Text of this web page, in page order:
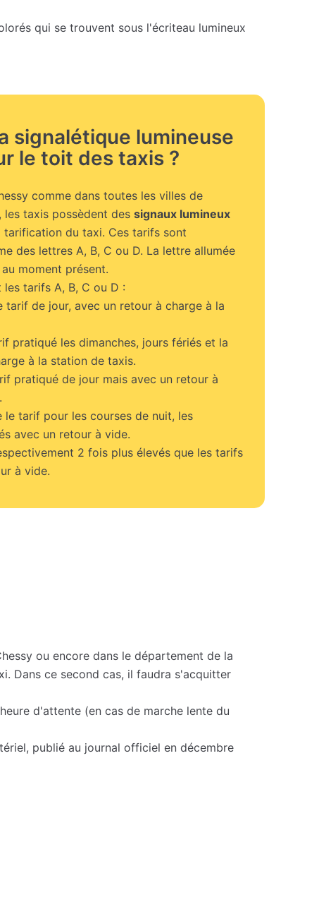
qui se trouvent sous l'écriteau lumineux
signalétique lumineuse
le toit des taxis ?
comme dans toutes les villes de
les taxis possèdent des signaux lumineux
du taxi. Ces tarifs sont
des lettres A, B, C ou D. La lettre allumée
moment présent.
tarifs A, B, C ou D :
tarif de jour, avec un retour à charge à la
pratiqué les dimanches, jours fériés et la
à la station de taxis.
pratiqué de jour mais avec un retour à
le tarif pour les courses de nuit, les
avec un retour à vide.
2 fois plus élevés que les tarifs
à vide.
ou encore dans le département de la
Dans ce second cas, il faudra s'acquitter
d'attente (en cas de marche lente du
publié au journal officiel en décembre